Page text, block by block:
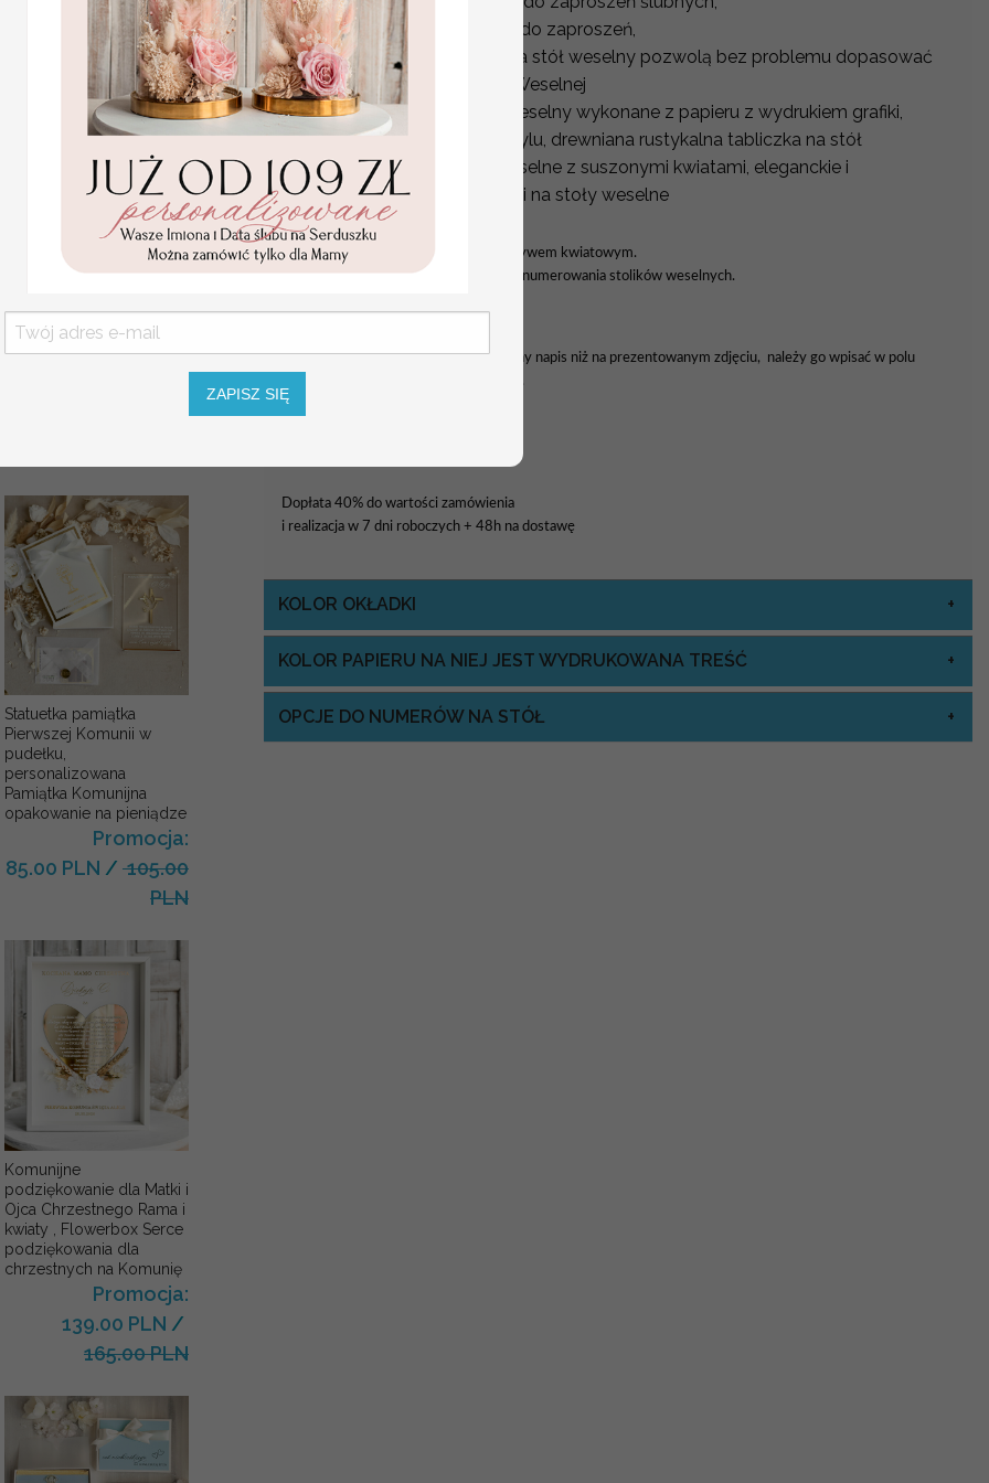
Promocja:
2.50 PLN
karteczki ślubne winietki
2 PLN/2.50 PLN
Statuetka pamiątka
Pierwszej Komunii w
pudełku,
personalizowana
Pamiątka Komunijna
opakowanie na pieniądze
Promocja:
85.00 PLN / 105.00
PLN
Komunijne
podziękowanie dla Matki i
Ojca Chrzestnego Rama i
kwiaty , Flowerbox Serce
podziękowania dla
chrzestnych na Komunię
Promocja:
139.00 PLN /
165.00 PLN
Dodatki ślubne dopasowane do zaproszeń,
Różnorodne wzory numery na stół weselny pozwolą bez problemu dopasować
do wystroju i charakteru Sali Weselnej
Oferujemy tabliczki na stół weselny wykonane z papieru z wydrukiem grafiki,
numery na stół weselny z akrylu, drewniana rustykalna tabliczka na stół
weselny, numerki na stoły weselne z suszonymi kwiatami, eleganckie i
nowoczesne welurowe stojaki na stoły weselne
NUMEREK NA STÓŁ
Piękne numerki na stół weselny z motywem kwiatowym.
Jest to oryginalna i nowoczesna forma numerowania stolików weselnych.
WYMIARY: około 10cm x 15cm
Jeśli na produkcie ma się znajdować inny napis niż na prezentowanym zdjęciu, należy go wpisać w polu
Dopłata 40% do wartości zamówienia
i realizacja w 7 dni roboczych + 48h na dostawę
KOLOR OKŁADKI
KOLOR PAPIERU NA NIEJ JEST WYDRUKOWANA TREŚĆ
OPCJE DO NUMERÓW NA STÓŁ
ZAPISZ SIĘ